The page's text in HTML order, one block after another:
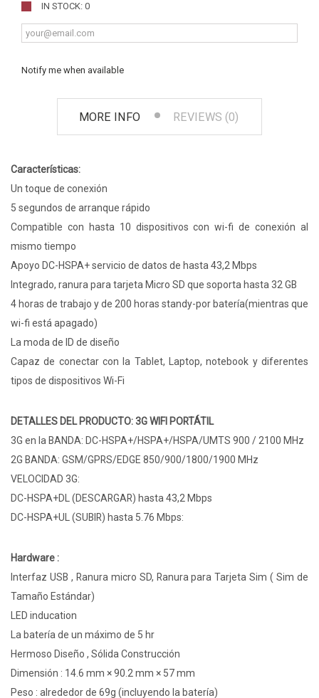
IN STOCK: 0
Notify me when available
MORE INFO REVIEWS (0)
Características:
Un toque de conexión
5 segundos de arranque rápido
Compatible con hasta 10 dispositivos con wi-fi de conexión al
mismo tiempo
Apoyo DC-HSPA+ servicio de datos de hasta 43,2 Mbps
Integrado, ranura para tarjeta Micro SD que soporta hasta 32 GB
4 horas de trabajo y de 200 horas standy-por batería(mientras que
wi-fi está apagado)
La moda de ID de diseño
Capaz de conectar con la Tablet, Laptop, notebook y diferentes
tipos de dispositivos Wi-Fi
DETALLES DEL PRODUCTO: 3G WIFI PORTÁTIL
3G en la BANDA: DC-HSPA+/HSPA+/HSPA/UMTS 900 / 2100 MHz
2G BANDA: GSM/GPRS/EDGE 850/900/1800/1900 MHz
VELOCIDAD 3G:
DC-HSPA+DL (DESCARGAR) hasta 43,2 Mbps
DC-HSPA+UL (SUBIR) hasta 5.76 Mbps:
Hardware :
Interfaz USB , Ranura micro SD, Ranura para Tarjeta Sim ( Sim de
Tamaño Estándar)
LED inducation
La batería de un máximo de 5 hr
Hermoso Diseño , Sólida Construcción
Dimensión : 14.6 mm × 90.2 mm × 57 mm
Peso : alrededor de 69g (incluyendo la batería)